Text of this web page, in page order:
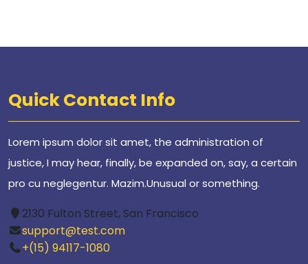
Quick Contact Info
Lorem ipsum dolor sit amet, the administration of
justice, I may hear, finally, be expanded on, say, a certain
pro cu neglegentur. Mazim.Unusual or something.
2130 Fulton Street, San Francisco
support@test.com
+(15) 94117-1080